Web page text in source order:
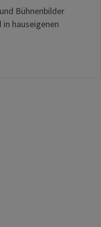
Bühnenbilder
hauseigenen